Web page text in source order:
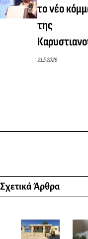
το νέο
της
21.5.2026
Σχετικά Άρθρα